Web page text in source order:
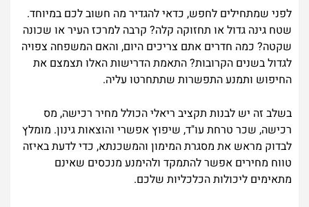
לפני שמתחילים לחפש, כדאי להגדיר מה חשוב לכם במיוחד.
שטח גינה גדול או תחזוקה קלה? קרבה למרכז העיר או שכונה
שקטה? כמה חדרים אתם צריכים היום, והאם המשפחה צפויה
לגדול בשנים הקרובות? התאמת הדרישות האלו תצמצם את
החיפוש ותמנע התפשרות שתתחרטו עליה.
בשלב זה יש לבנות תקציב ריאלי הכולל מחיר רכישה, מס
רכישה, שכר טרחת עו"ד, שיפוץ אפשרי והוצאות גינון. מומלץ
לבדוק מראש את מסגרת המימון והמשכנתא, כדי לדעת באיזה
טווח מחירים אפשר להתמקד ולהימנע מנכסים שאינם
מתאימים ליכולות הכלכליות שלכם.